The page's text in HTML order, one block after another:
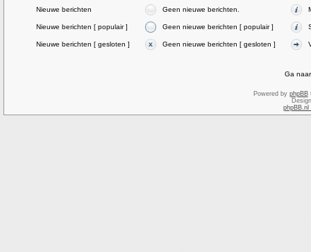
Nieuwe berichten Geen nieuwe berichten.
Nieuwe berichten [ populair ] Geen nieuwe berichten [ populair ]
Nieuwe berichten [ gesloten ] Geen nieuwe berichten [ gesloten ]
Ga
Powered by phpBB
phpBB.nl